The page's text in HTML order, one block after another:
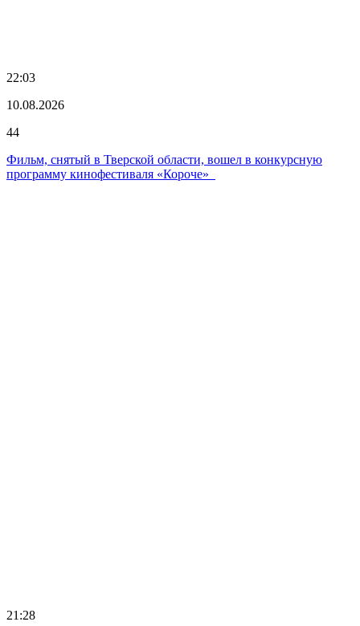
22:03
10.08.2026
44
Фильм, снятый в Тверской области, вошел в конкурсную
программу кинофестиваля «Короче»
21:28